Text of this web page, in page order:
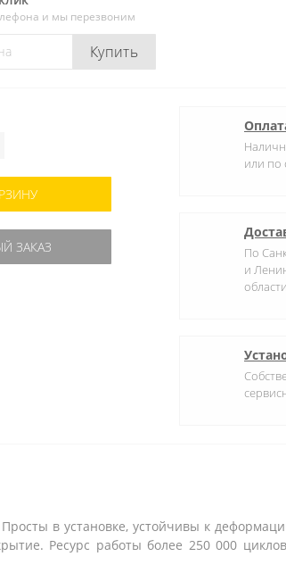
и мы перезвоним
Купить
ЗАКАЗ
или по
По
и
области
в установке, устойчивы к
Ресурс работы более 250 000